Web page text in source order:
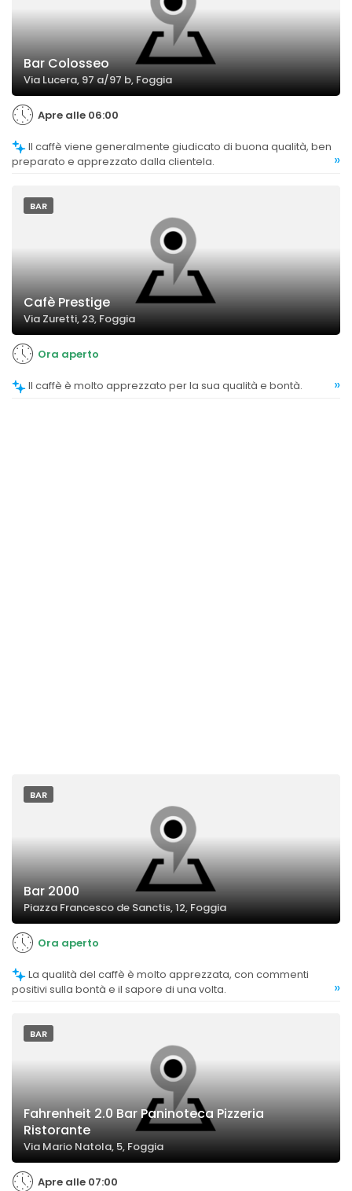
Bar Colosseo
Via Lucera, 97 a/97 b, Foggia
Apre alle 06:00
preparato e apprezzato dalla clientela.
»
BAR
Cafè Prestige
Via Zuretti, 23, Foggia
Ora aperto
Il caffè è molto apprezzato per la sua qualità e bontà. »
BAR
Bar 2000
Piazza Francesco de Sanctis, 12, Foggia
Ora aperto
positivi sulla bontà e il sapore di una volta.
»
BAR
Fahrenheit 2.0 Bar Paninoteca Pizzeria
Ristorante
Via Mario Natola, 5, Foggia
Apre alle 07:00